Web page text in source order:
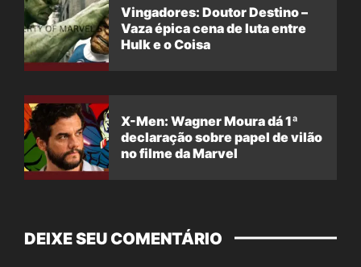
Vingadores: Doutor Destino –
Vaza épica cena de luta entre
Hulk e o Coisa
X-Men: Wagner Moura dá 1ª
declaração sobre papel de vilão
no filme da Marvel
DEIXE SEU COMENTÁRIO